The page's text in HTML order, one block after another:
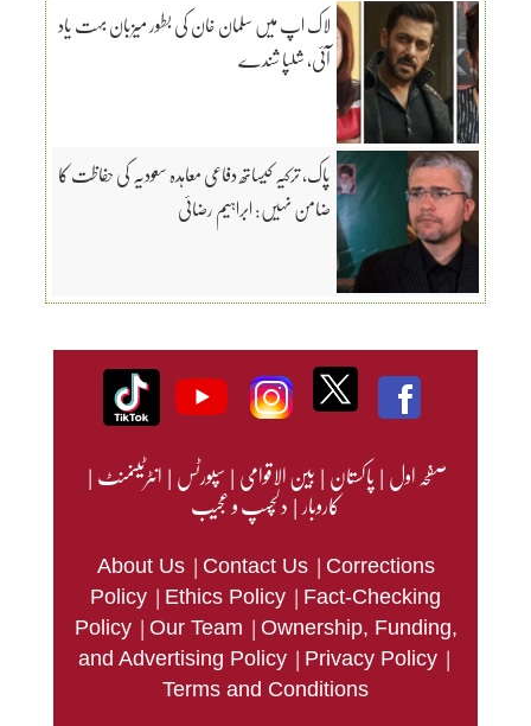
لاک اپ میں سلمان خان کی بطور میزبان بہت یاد
آئی، شلپا شندے
پاک، ترکیہ کیساتھ دفاعی معاہدہ سعودیہ کی حفاظت کا
ضامن نہیں: ابراہیم رضائی
صفحہ اول|پاکستان|بین الاقوامی|سپورٹس|انٹرٹینمنٹ|
کاروبار|دلچسپ و عجیب
About Us | Contact Us | Corrections
Policy | Ethics Policy | Fact-Checking
Policy | Our Team | Ownership, Funding,
and Advertising Policy | Privacy Policy |
Terms and Conditions